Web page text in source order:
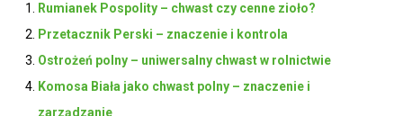
Rumianek Pospolity – chwast czy cenne zioło?
Przetacznik Perski – znaczenie i kontrola
Ostrożeń polny – uniwersalny chwast w rolnictwie
Komosa Biała jako chwast polny – znaczenie i
zarządzanie